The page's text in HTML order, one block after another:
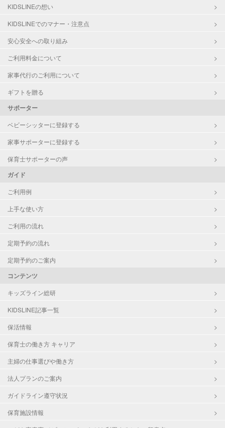
KIDSLINEの想い
KIDSLINEでのマナー・注意点
安心安全への取り組み
ご利用料金について
家事代行のご利用について
ギフトを贈る
サポーター
ベビーシッターに登録する
家事サポーターに登録する
保育士サポーターの声
ガイド
ご利用例
上手な使い方
ご利用の流れ
定期予約の流れ
定期予約のご案内
コンテンツ
キッズライン総研
KIDSLINE記事一覧
保活情報
保育士の働き方 キャリア
主婦の仕事選びや働き方
法人プランのご案内
ガイドライン遵守状況
保育施設情報